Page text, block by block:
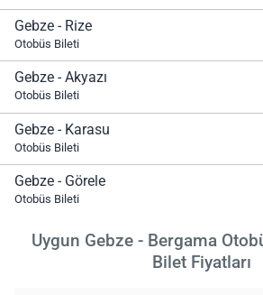
Gebze - Rize
Otobüs Bileti
Gebze - Akyazı
Otobüs Bileti
Gebze - Karasu
Otobüs Bileti
Gebze - Görele
Otobüs Bileti
Uygun Gebze - Bergama
Bilet Fiyatları